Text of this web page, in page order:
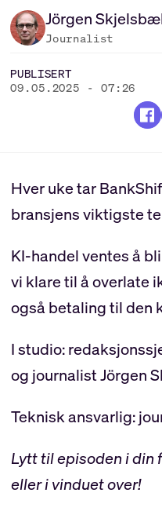
Jörgen
Journalist
PUBLISERT
09.05.2025 - 07:26
Hver uke tar
bransjens viktigste
KI-handel ventes å
vi klare til å overlate
også betaling til den
I studio:
og journalist Jörgen
Teknisk ansvarlig:
Lytt til episoden i
eller i vinduet over!